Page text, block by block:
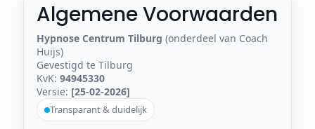
Algemene Voorwaarden
Hypnose Centrum Tilburg (onderdeel van Coach
Huijs)
Gevestigd te Tilburg
KvK: 94945330
Versie: [25-02-2026]
Transparant & duidelijk